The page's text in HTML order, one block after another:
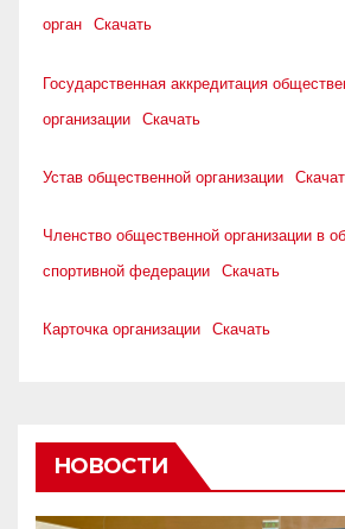
орган
Скачать
Государственная аккредитация
организации
Скачать
Устав общественной организации
Членство общественной организации в
спортивной федерации
Скачать
Карточка организации Скачать
НОВОСТИ